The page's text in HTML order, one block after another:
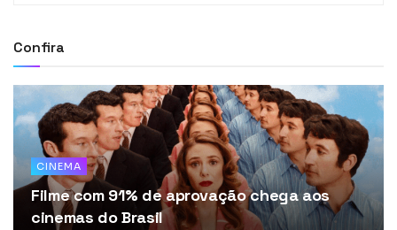
Confira
CINEMA
Filme com 91% de aprovação chega aos
cinemas do Brasil